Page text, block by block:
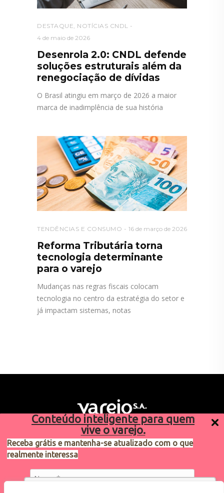
Conteúdo inteligente para quem
vive o varejo.
Receba grátis e mantenha-se atualizado com o que
realmente interessa
DESTAQUE NOTÍCIAS CNDL
4 de maio de 2026
Desenrola 2.0: CNDL defende
soluções estruturais além da
renegociação de dívidas
O Brasil atingiu em março de 2026 a maior
marca de inadimplência de sua história
TENDÊNCIAS E CONSUMO 16 de março de 2026
Reforma Tributária torna
tecnologia determinante
para o varejo
Mudanças nas regras fiscais colocam
tecnologia no centro da estratégia do setor e
já impactam sistemas, notas
Sugestões de pauta
varejosa@cndl.org.br